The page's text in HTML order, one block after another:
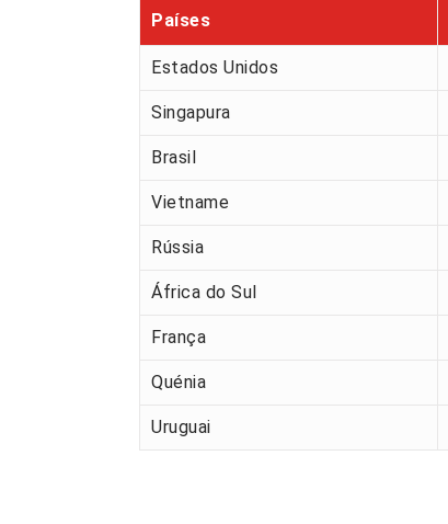
Países
Estados Unidos
Singapura
Brasil
Vietname
Rússia
África do Sul
França
Quénia
Uruguai